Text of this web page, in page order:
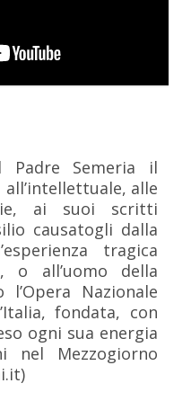
Padre Semeria il
alle
ai suoi scritti
causatogli dalla
tragica
o all’uomo della
Nazionale
fondata, con
ogni sua energia
nel Mezzogiorno